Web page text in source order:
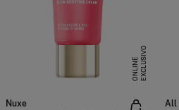
E
X
C
L
U
SI
V
O
O
N
L
I
N
E
Nuxe
All